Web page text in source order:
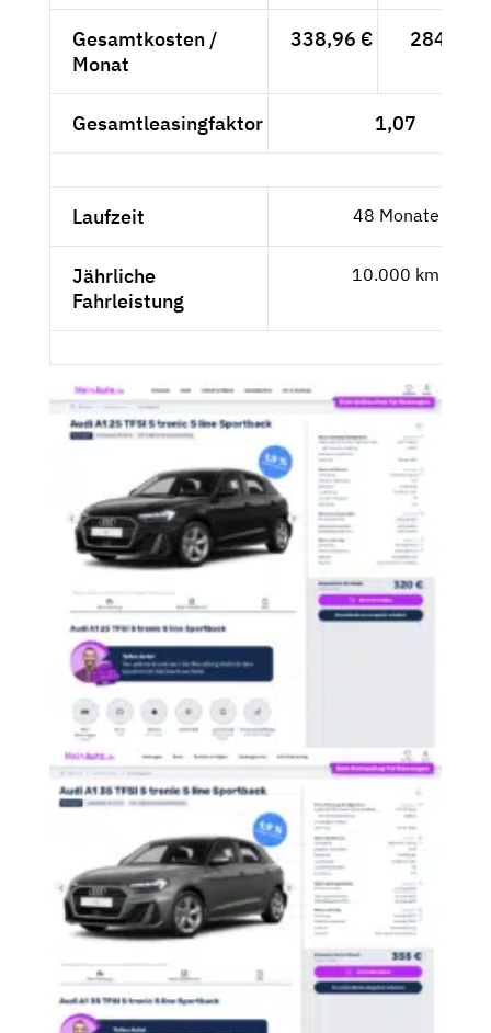
Gesamtkosten /
Monat
338,96 € 284,84 €
Gesamtleasingfaktor 1,07
Laufzeit 48 Monate
Jährliche
Fahrleistung
10.000 km